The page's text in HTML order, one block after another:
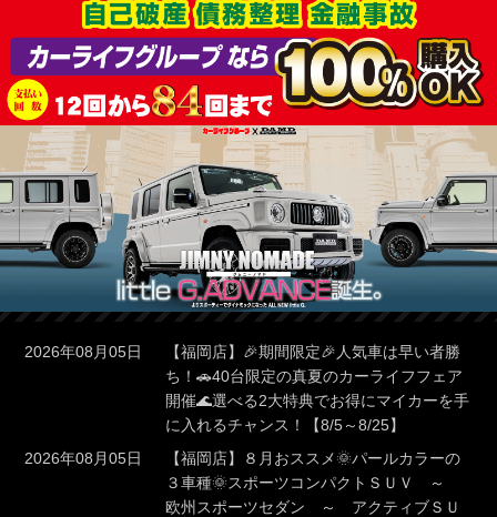
2026年08月05日
【福岡店】🎉期間限定🎉人気車は早い者勝
ち！🚗40台限定の真夏のカーライフフェア
開催🌊選べる2大特典でお得にマイカーを手
に入れるチャンス！【8/5～8/25】
2026年08月05日
【福岡店】８月おススメ🌞パールカラーの
３車種🌞スポーツコンパクトＳＵＶ ～
欧州スポーツセダン ～ アクティブＳＵ